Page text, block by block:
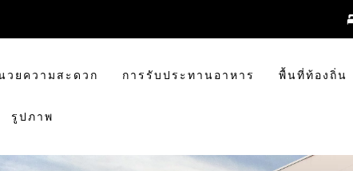
วยความสะดวก การรับประทานอาหาร พื้นที่ท้องถิ่น
รูปภาพ